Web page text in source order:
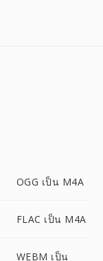
OGG เป็น M4A
FLAC เป็น M4A
WEBM เป็น